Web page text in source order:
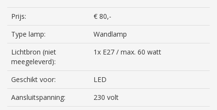
Prijs:
€ 80,-
Type lamp:
Wandlamp
Lichtbron (niet
meegeleverd):
1x E27 / max. 60 watt
Geschikt voor:
LED
Aansluitspanning:
230 volt